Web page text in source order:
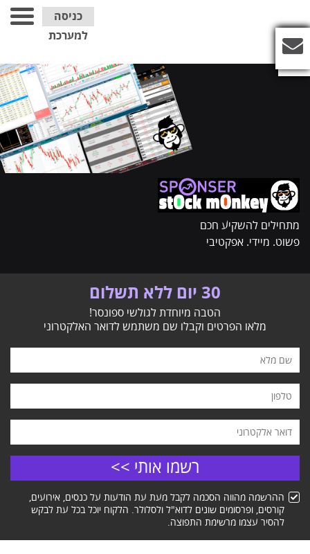
כניסה
למערכת
מתחילים להשקיע חכם
פשוט. מיידי. אפקטיבי
30 יום ללא תשלום
הטבה מיוחדת לגולשי ספונסר!
מלאו הפרטים וקבלו שם משתמש לדואר האלקטרוני
ההרשמה מהווה הסכמה לקבל מעת עת הודעות על כנסים, אירועים,
קורסים, ופרסומים שונים לדוא"ל ולסלולר. הלקוח יוכל בכל עת לבקש
להסיר עצמו מרשימת התפוצה.